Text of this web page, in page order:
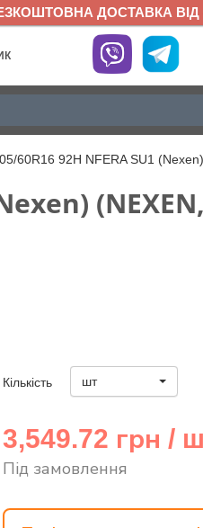
ДОСТАВКА ВІД
60R16 92H NFERA SU1 (Nexen)
Кількість шт
3,549.72 грн/
Під замовлення